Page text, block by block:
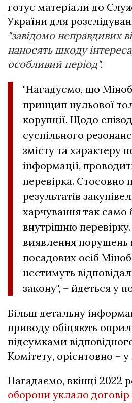
готує матеріали до
України для
"завідомо неправдивих
наносять шкоду
особливий період".
"Нагадуємо, що
принцип нульової
корупції. Щодо
суспільного
змісту та характеру
інформації,
перевірка. Стосовно
результатів
харчування так само
внутрішню
виявлення порушень
посадових осіб
нестимуть
закону", – йдеться у
Більш детальну
приводу обіцяють
підсумками
Комітету, орієнтовно –
Нагадаємо, вкінці 2022
оборони уклало договір